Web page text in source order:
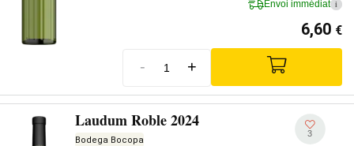
Envoi immédiat i
6,60 €
- +
Laudum Roble 2024
Bodega Bocopa
3